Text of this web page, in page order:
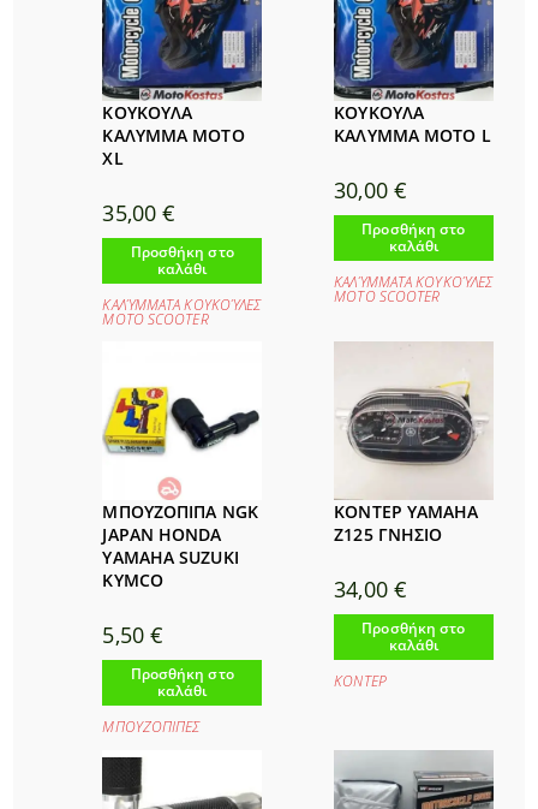
ΚΟΥΚΟΥΛΑ
ΚΑΛΥΜΜΑ MOTO
XL
35,00€
Προσθήκη στο
καλάθι
ΚΑΛΎΜΜΑΤΑ ΚΟΥΚΟΎΛΕΣ
ΜΟΤΟ SCOOTER
ΚΟΥΚΟΥΛΑ
ΚΑΛΥΜΜA MOTO L
30,00 €
Προσθήκη στο
καλάθι
ΚΑΛΎΜΜΑΤΑ ΚΟΥΚΟΎΛΕΣ
ΜΟΤΟ SCOOTER
ΜΠΟΥΖΟΠΙΠΑ NGK
JAPAN HONDA
YAMAHA SUZUKI
KYMCO
5,50 €
Προσθήκη στο
καλάθι
ΜΠΟΥΖΟΠΙΠΕΣ
ΚΟΝΤΕΡ YAMAHA
Ζ125 ΓΝΗΣΙΟ
34,00 €
Προσθήκη στο
καλάθι
ΚΟΝΤΕΡ